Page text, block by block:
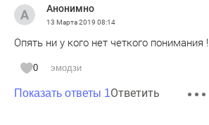
Анонимно
13 Марта 2019 08:14
Опять ни у кого нет четкого понимания !
0 эмодзи
Показать ответы 1Ответить